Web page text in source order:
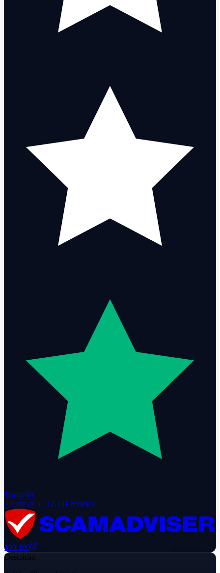
Trustpilot
4.7 out of 5 · 12,431 reviews
100/100
Descrição